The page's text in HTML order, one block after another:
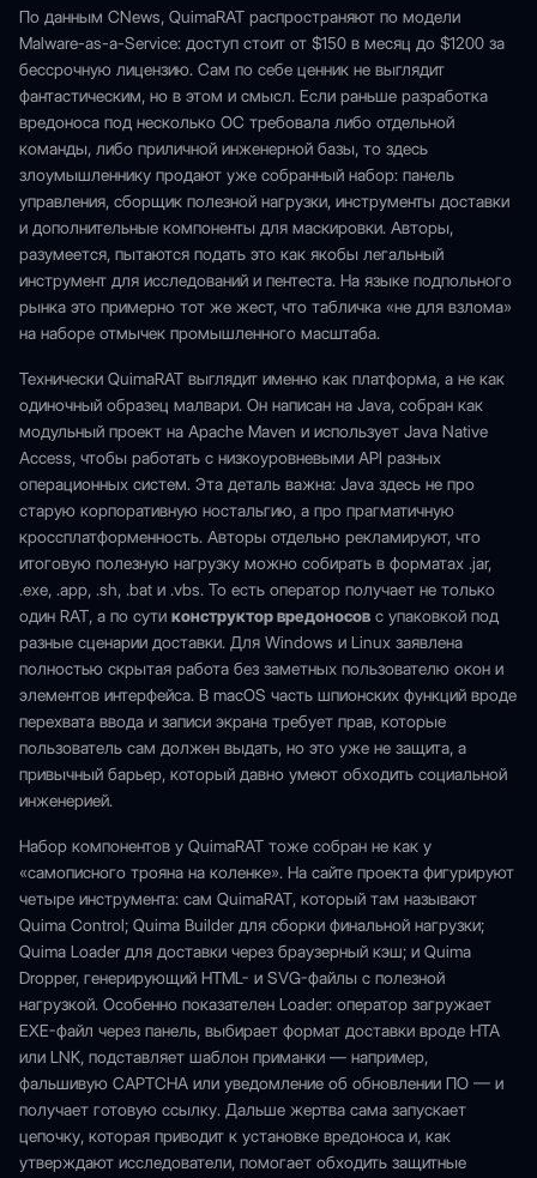
По данным CNews, QuimaRAT распространяют по модели
Malware-as-a-Service: доступ стоит от $150 в месяц до $1200 за
бессрочную лицензию. Сам по себе ценник не выглядит
фантастическим, но в этом и смысл. Если раньше разработка
вредоноса под несколько ОС требовала либо отдельной
команды, либо приличной инженерной базы, то здесь
злоумышленнику продают уже собранный набор: панель
управления, сборщик полезной нагрузки, инструменты доставки
и дополнительные компоненты для маскировки. Авторы,
разумеется, пытаются подать это как якобы легальный
инструмент для исследований и пентеста. На языке подпольного
рынка это примерно тот же жест, что табличка «не для взлома»
на наборе отмычек промышленного масштаба.
Технически QuimaRAT выглядит именно как платформа, а не как
одиночный образец малвари. Он написан на Java, собран как
модульный проект на Apache Maven и использует Java Native
Access, чтобы работать с низкоуровневыми API разных
операционных систем. Эта деталь важна: Java здесь не про
старую корпоративную ностальгию, а про прагматичную
кроссплатформенность. Авторы отдельно рекламируют, что
итоговую полезную нагрузку можно собирать в форматах .jar,
.exe, .app, .sh, .bat и .vbs. То есть оператор получает не только
один RAT, а по сути конструктор вредоносов с упаковкой под
разные сценарии доставки. Для Windows и Linux заявлена
полностью скрытая работа без заметных пользователю окон и
элементов интерфейса. В macOS часть шпионских функций вроде
перехвата ввода и записи экрана требует прав, которые
пользователь сам должен выдать, но это уже не защита, а
привычный барьер, который давно умеют обходить социальной
инженерией.
Набор компонентов у QuimaRAT тоже собран не как у
«самописного трояна на коленке». На сайте проекта фигурируют
четыре инструмента: сам QuimaRAT, который там называют
Quima Control; Quima Builder для сборки финальной нагрузки;
Quima Loader для доставки через браузерный кэш; и Quima
Dropper, генерирующий HTML- и SVG-файлы с полезной
нагрузкой. Особенно показателен Loader: оператор загружает
EXE-файл через панель, выбирает формат доставки вроде HTA
или LNK, подставляет шаблон приманки — например,
фальшивую CAPTCHA или уведомление об обновлении ПО — и
получает готовую ссылку. Дальше жертва сама запускает
цепочку, которая приводит к установке вредоноса и, как
утверждают исследователи, помогает обходить защитные